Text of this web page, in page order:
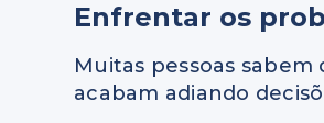
Enfrentar os
Muitas pessoas
acabam adiando